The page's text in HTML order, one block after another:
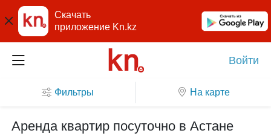
Скачать
приложение Kn.kz
Войти
Фильтры На карте
Аренда квартир посуточно в Астане